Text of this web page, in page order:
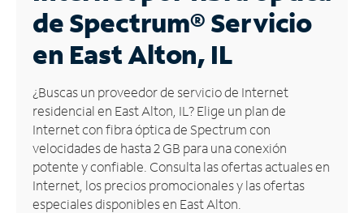
Business
Contáctanos
Inglés
Administrar
cuenta
Encuentra
una
tienda
de Spectrum®Servicio
en East Alton, IL
¿Buscas un proveedor de servicio de Internet
residencial en East Alton, IL? Elige un plan de
Internet con fibra óptica de Spectrum con
velocidades de hasta 2 GB para una conexión
potente y confiable. Consulta las ofertas actuales en
Internet, los precios promocionales y las ofertas
especiales disponibles en East Alton.